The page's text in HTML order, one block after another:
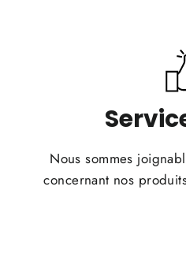
Nous sommes
concernant nos